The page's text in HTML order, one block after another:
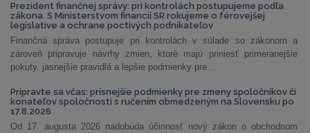
Prezident finančnej správy: pri kontrolách postupujeme podľa
zákona. S Ministerstvom financií SR rokujeme o férovejšej
legislatíve a ochrane poctivých podnikateľov
Finančná správa postupuje pri kontrolách v súlade so zákonom a
zároveň pripravuje návrhy zmien, ktoré majú priniesť primeranejšie
pokuty, jasnejšie pravidlá a lepšie podmienky pre...
Pripravte sa včas: prísnejšie podmienky pre zmeny spoločníkov či
konateľov spoločnosti s ručením obmedzeným na Slovensku po
17.8.2026
Od 17. augusta 2026 nadobúda účinnosť nový zákon o obchodnom